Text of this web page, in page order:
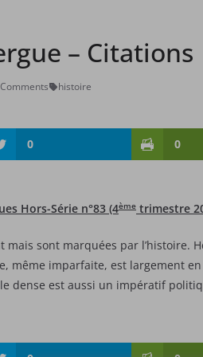
– Citations
histoire
0 0
Hors-Série n°83 (4ème trimestre
mais sont marquées par l’histoire.
même imparfaite, est largement
dense est aussi un impératif